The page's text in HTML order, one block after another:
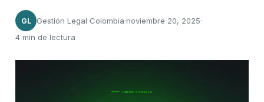
GL Gestión Legal Colombia·noviembre 20, 2025·
4 min de lectura